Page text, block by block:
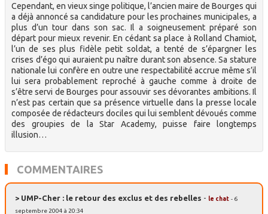
Cependant, en vieux singe politique, l’ancien maire de Bourges qui
a déjà annoncé sa candidature pour les prochaines municipales, a
plus d’un tour dans son sac. Il a soigneusement préparé son
départ pour mieux revenir. En cédant sa place à Rolland Chamiot,
l’un de ses plus fidèle petit soldat, a tenté de s’épargner les
crises d’égo qui auraient pu naître durant son absence. Sa stature
nationale lui confère en outre une respectabilité accrue même s’il
lui sera probablement reproché à gauche comme à droite de
s’être servi de Bourges pour assouvir ses dévorantes ambitions. Il
n’est pas certain que sa présence virtuelle dans la presse locale
composée de rédacteurs dociles qui lui semblent dévoués comme
des groupies de la Star Academy, puisse faire longtemps
illusion…
COMMENTAIRES
> UMP-Cher : le retour des exclus et des rebelles - le chat - 6
septembre 2004 à 20:34